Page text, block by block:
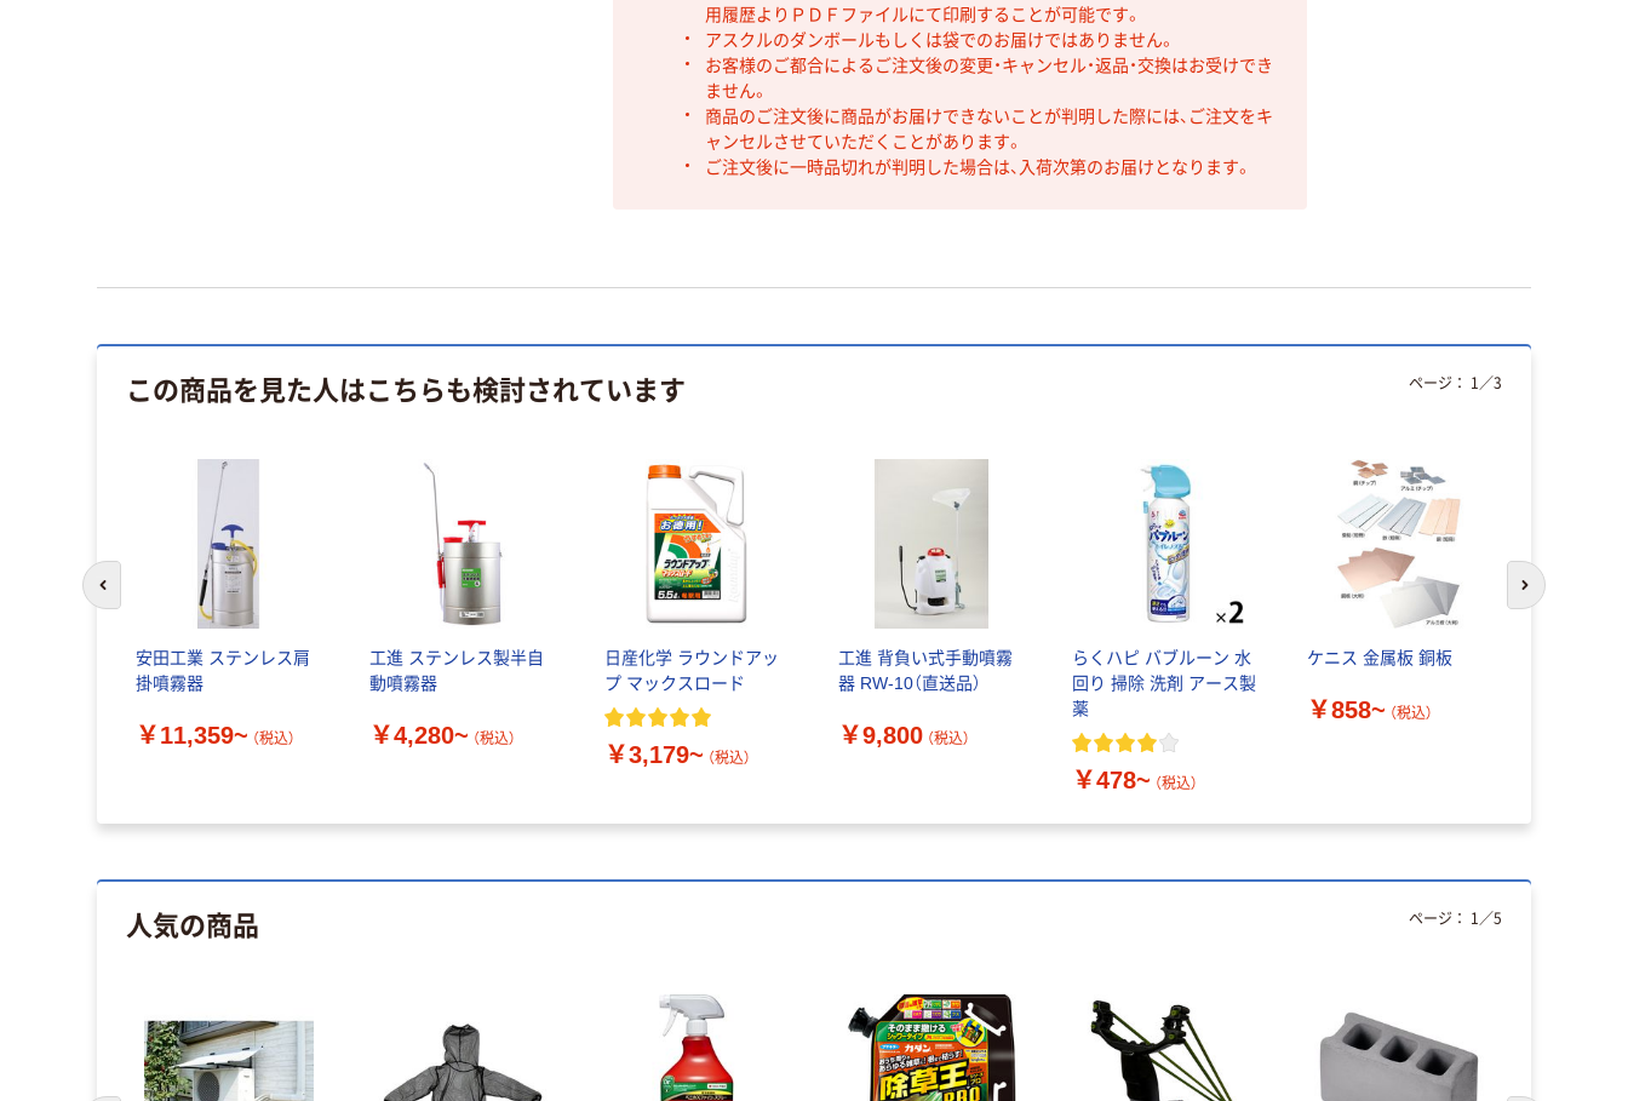
用履歴よりＰＤＦファイルにて印刷することが可能です。
アスクルのダンボールもしくは袋でのお届けではありません。
お客様のご都合によるご注文後の変更・キャンセル・返品・交換はお受けでき
ません。
商品のご注文後に商品がお届けできないことが判明した際には、ご注文をキ
ャンセルさせていただくことがあります。
ご注文後に一時品切れが判明した場合は、入荷次第のお届けとなります。
この商品を見た人はこちらも検討されています
安田工業 ステンレス肩
掛噴霧器
￥11,359~ （税込）
工進 ステンレス製半自
動噴霧器
￥4,280~ （税込）
日産化学 ラウンドアッ
プ マックスロード
￥3,179~ （税込）
工進 背負い式手動噴霧
器 RW-10（直送品）
￥9,800 （税込）
らくハピ バブルーン 水
回り 掃除 洗剤 アース製
薬
￥478~ （税込）
ケニス 金属板 銅板
￥858~ （税込）
ページ： 1 ／3
前のスライドへ 次のスライド
人気の商品 ページ： 1 ／5